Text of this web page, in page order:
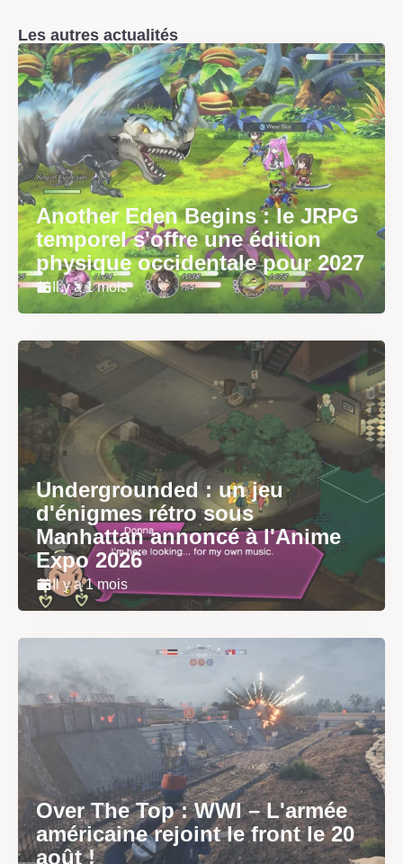
Les autres actualités
Another Eden Begins : le JRPG
temporel s'offre une édition
physique occidentale pour 2027
Il y a 1 mois
Undergrounded : un jeu
d'énigmes rétro sous
Manhattan annoncé à l'Anime
Expo 2026
Il y a 1 mois
Over The Top : WWI – L'armée
américaine rejoint le front le 20
août !